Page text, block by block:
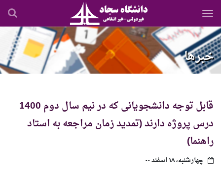
رفتن
محتوای
اصلی
خبرها
قابل توجه دانشجویانی که در نیم سال دوم 1400
درس پروژه دارند (تمدید زمان مراجعه به استاد
راهنما)
چهارشنبه، ۱۸ اسفند ۰۰